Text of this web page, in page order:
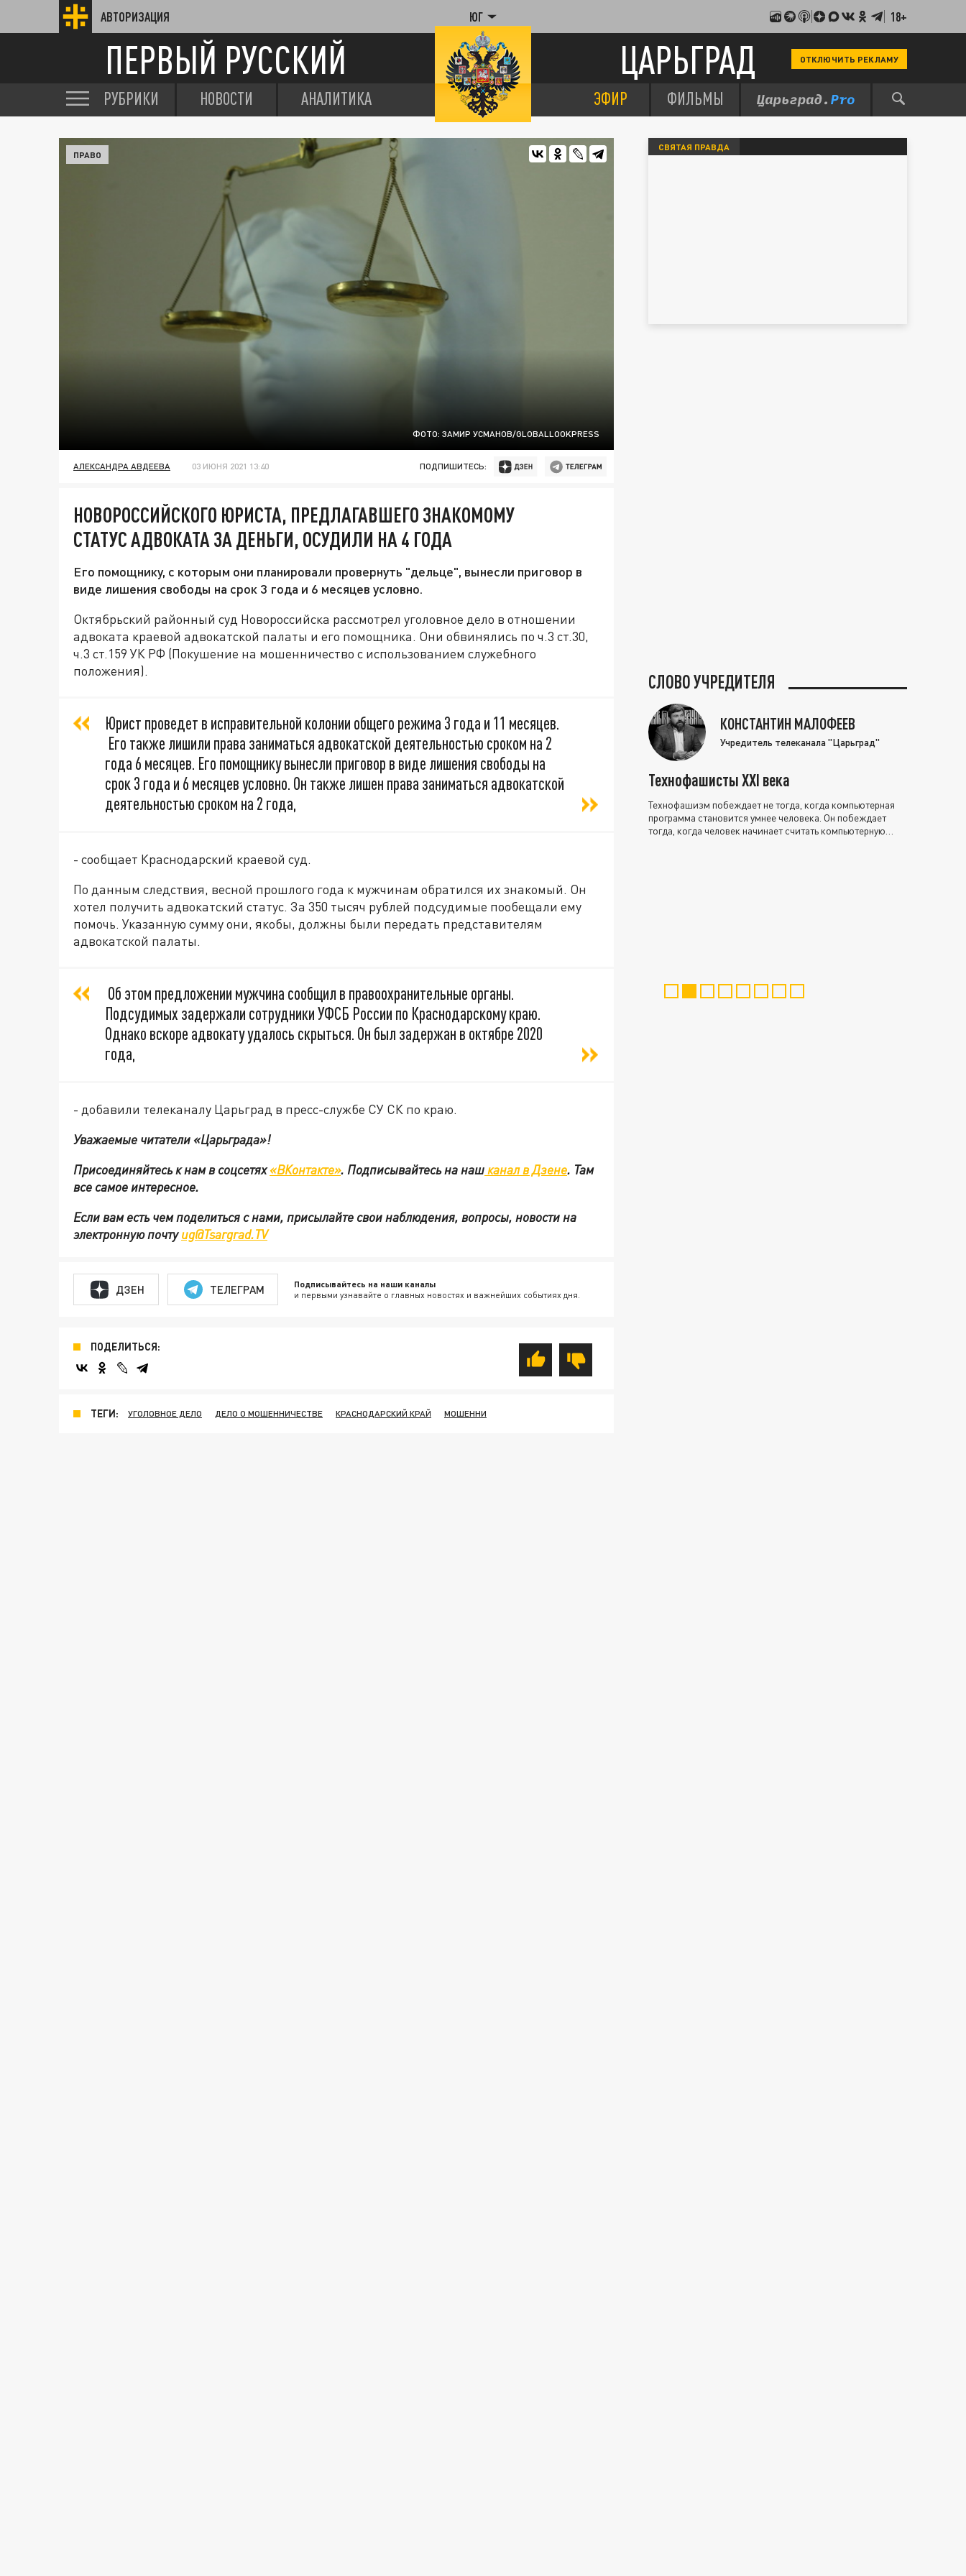
АВТОРИЗАЦИЯ ЮГ 18+
ПЕРВЫЙ РУССКИЙ ЦАРЬГРАД ОТКЛЮЧИТЬ РЕКЛАМУ
РУБРИКИ НОВОСТИ АНАЛИТИКА ЭФИР ФИЛЬМЫ
ФОТО: ЗАМИР УСМАНОВ/GLOBALLOOKPRESS
ПРАВО
АЛЕКСАНДРА АВДЕЕВА 03 ИЮНЯ 2021 13:40 ПОДПИШИТЕСЬ:
НОВОРОССИЙСКОГО ЮРИСТА, ПРЕДЛАГАВШЕГО ЗНАКОМОМУ
СТАТУС АДВОКАТА ЗА ДЕНЬГИ, ОСУДИЛИ НА 4 ГОДА
Его помощнику, с которым они планировали провернуть "дельце", вынесли приговор в
виде лишения свободы на срок 3 года и 6 месяцев условно.
Октябрьский районный суд Новороссийска рассмотрел уголовное дело в отношении
адвоката краевой адвокатской палаты и его помощника. Они обвинялись по ч.3 ст.30,
ч.3 ст.159 УК РФ (Покушение на мошенничество с использованием служебного
положения).
Юрист проведет в исправительной колонии общего режима 3 года и 11 месяцев.
Его также лишили права заниматься адвокатской деятельностью сроком на 2
года 6 месяцев. Его помощнику вынесли приговор в виде лишения свободы на
срок 3 года и 6 месяцев условно. Он также лишен права заниматься адвокатской
деятельностью сроком на 2 года,
- сообщает Краснодарский краевой суд.
По данным следствия, весной прошлого года к мужчинам обратился их знакомый. Он
хотел получить адвокатский статус. За 350 тысяч рублей подсудимые пообещали ему
помочь. Указанную сумму они, якобы, должны были передать представителям
адвокатской палаты.
Об этом предложении мужчина сообщил в правоохранительные органы.
Подсудимых задержали сотрудники УФСБ России по Краснодарскому краю.
Однако вскоре адвокату удалось скрыться. Он был задержан в октябре 2020
года,
- добавили телеканалу Царьград в пресс-службе СУ СК по краю.
Уважаемые читатели «Царьграда»!
Присоединяйтесь к нам в соцсетях«ВКонтакте». Подписывайтесь на нашканал в Дзене. Там
все самое интересное.
Если вам есть чем поделиться с нами, присылайте свои наблюдения, вопросы, новости на
электронную почтуug@Tsargrad.TV
ДЗЕН ТЕЛЕГРАМ Подписывайтесь на наши каналы
и первыми узнавайте о главных новостях и важнейших событиях дня.
ПОДЕЛИТЬСЯ:
ТЕГИ: УГОЛОВНОЕ ДЕЛО ДЕЛО О МОШЕННИЧЕСТВЕ КРАСНОДАРСКИЙ КРАЙ МОШЕННИ
СВЯТАЯ ПРАВДА
СЛОВО УЧРЕДИТЕЛЯ
КОНСТАНТИН МАЛОФЕЕВ
Учредитель телеканала "Царьград"
Технофашисты XXI века
Технофашизм побеждает не тогда, когда компьютерная
программа становится умнее человека. Он побеждает
тогда, когда человек начинает считать компьютерную